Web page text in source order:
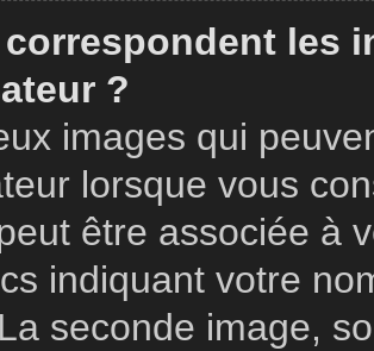
les
?
images qui
lorsque vous
être associée à
indiquant votre
seconde image,